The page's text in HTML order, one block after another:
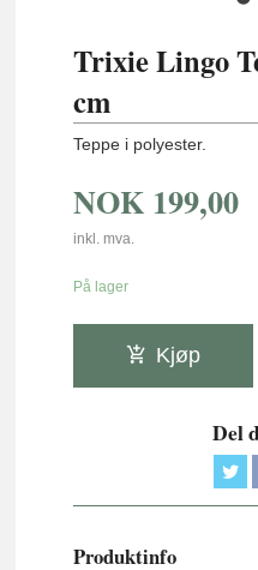
Trixie Lingo
cm
Teppe i polyester.
NOK 199,00
inkl. mva.
På lager
Kjøp
Del
Produktinfo